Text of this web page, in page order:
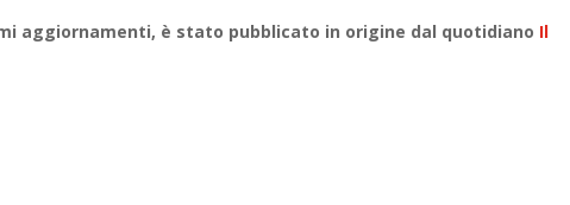
aggiornamenti, è stato pubblicato in origine dal quotidiano Il